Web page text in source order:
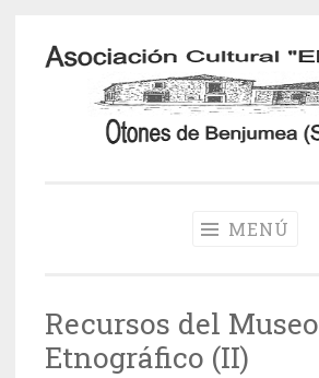
Saltar
contenido
MENÚ
Recursos del Museo
Etnográfico (II)